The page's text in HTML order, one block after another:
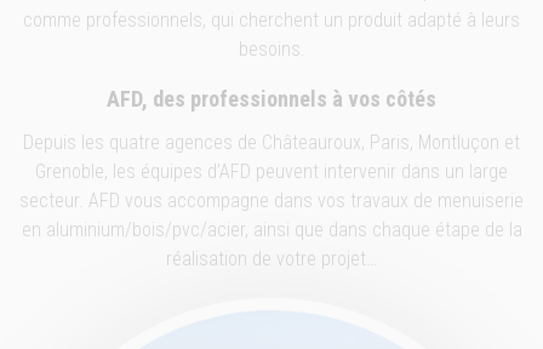
comme professionnels, qui cherchent un produit adapté à leurs
besoins.
AFD, des professionnels à vos côtés
Depuis les quatre agences de Châteauroux, Paris, Montluçon et
Grenoble, les équipes d’AFD peuvent intervenir dans un large
secteur. AFD vous accompagne dans vos travaux de menuiserie
en aluminium/bois/pvc/acier, ainsi que dans chaque étape de la
réalisation de votre projet…